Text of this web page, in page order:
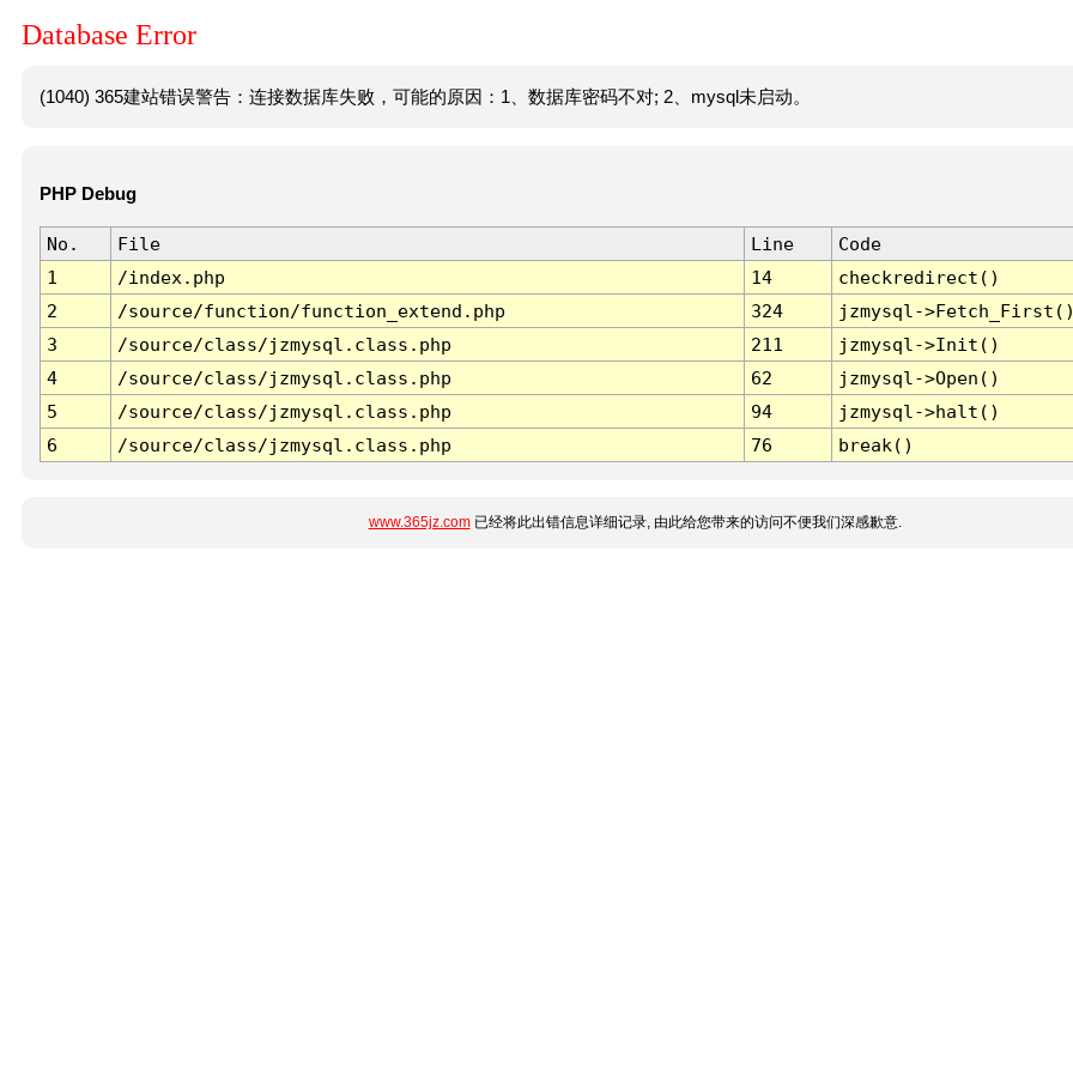
Database Error
(1040) 365建站错误警告：连接数据库失败，可能的原因：1、数据库密码不对; 2、mysql未启动。
PHP Debug
No. File Line
Code
1
/index.php 14
checkredirect()
2
/source/function/function_extend.php 324
jzmysql-
3
/source/class/jzmysql.class.php 211
jzmysql->Init()
4
/source/class/jzmysql.class.php 62
jzmysql->Open()
5
/source/class/jzmysql.class.php 94
jzmysql->halt()
6
/source/class/jzmysql.class.php 76 break()
www.365jz.com已经将此出错信息详细记录, 由此给您带来的访问不便我们深感歉意.